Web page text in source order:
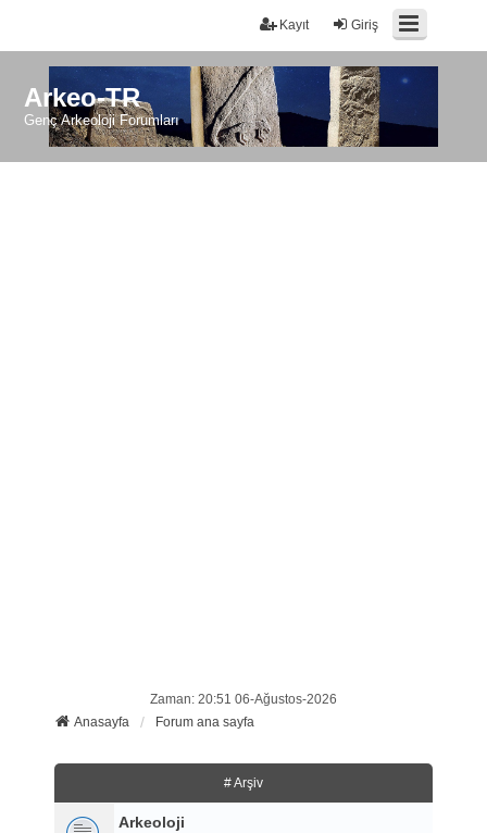
Giriş
Kayıt
Arkeo-TR
Genç Arkeoloji Forumları
Zaman: 20:51 06-Ağustos-2026
Anasayfa
Forum ana sayfa
# Arşiv
Arkeoloji